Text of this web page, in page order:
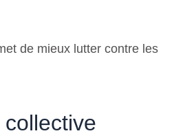
de mieux lutter contre les